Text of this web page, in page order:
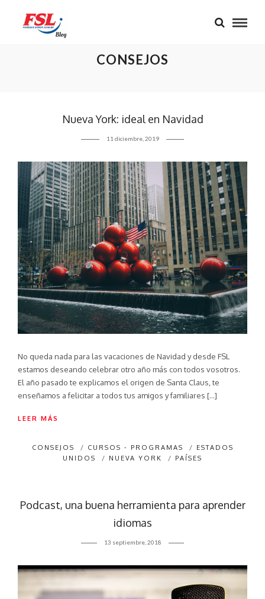
CONSEJOS
Nueva York: ideal en Navidad
11 diciembre, 2019
No queda nada para las vacaciones de Navidad y desde FSL
estamos deseando celebrar otro año más con todos vosotros.
El año pasado te explicamos el origen de Santa Claus, te
enseñamos a felicitar a todos tus amigos y familiares […]
LEER MÁS
CONSEJOS / CURSOS - PROGRAMAS / ESTADOS
UNIDOS
/ NUEVA YORK / PAÍSES
Podcast, una buena herramienta para aprender
idiomas
13 septiembre, 2018